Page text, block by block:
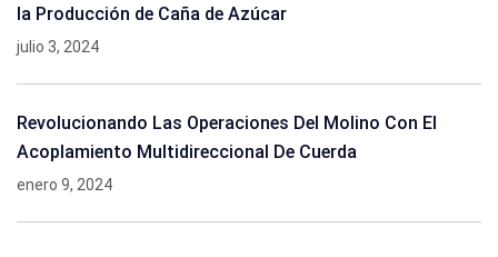
la Producción de Caña de Azúcar
julio 3, 2024
Revolucionando Las Operaciones Del Molino Con El
Acoplamiento Multidireccional De Cuerda
enero 9, 2024